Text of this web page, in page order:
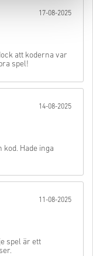
17-08-2025
att koderna var
spel!
14-08-2025
Hade inga
11-08-2025
spel är ett